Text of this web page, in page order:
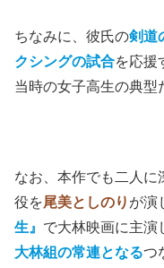
ちなみに、彼氏の剣道
クシングの試合を応援
当時の女子高生の典型
なお、本作でも二人に
役を尾美としのり が演
生』 で大林映画に主演
大林組の常連となるつ